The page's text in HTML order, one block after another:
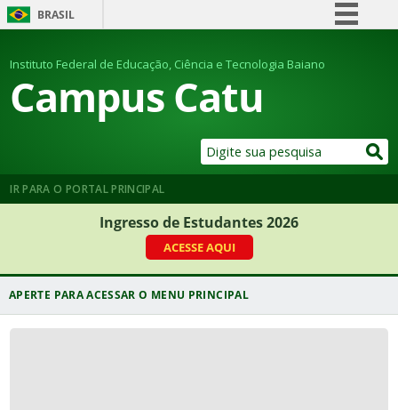
BRASIL
Comunica BR
Legislação
Instituto Federal de Educação, Ciência e Tecnologia Baiano
Campus Catu
IR PARA O PORTAL PRINCIPAL
Ingresso de Estudantes 2026
ACESSE AQUI